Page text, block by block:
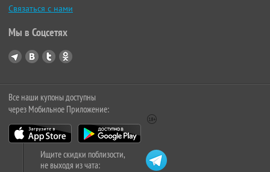
Связаться с нами
Мы в Соцсетях
Все наши купоны доступны
через Мобильное Приложение:
Ищите скидки поблизости,
не выходя из чата: